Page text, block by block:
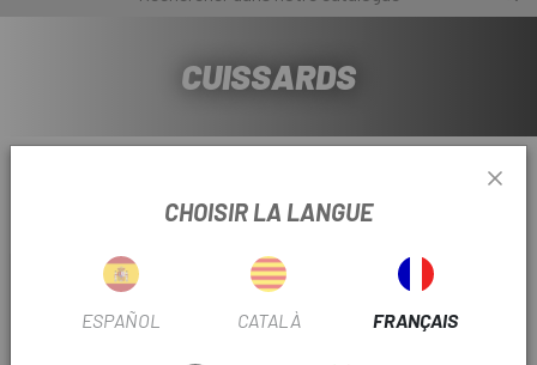
CUISSARDS
Affichage de 1-1 de 1 élément(s)
CHOISIR LA LANGUE
ESPAÑOL CATALÀ FRANÇAIS